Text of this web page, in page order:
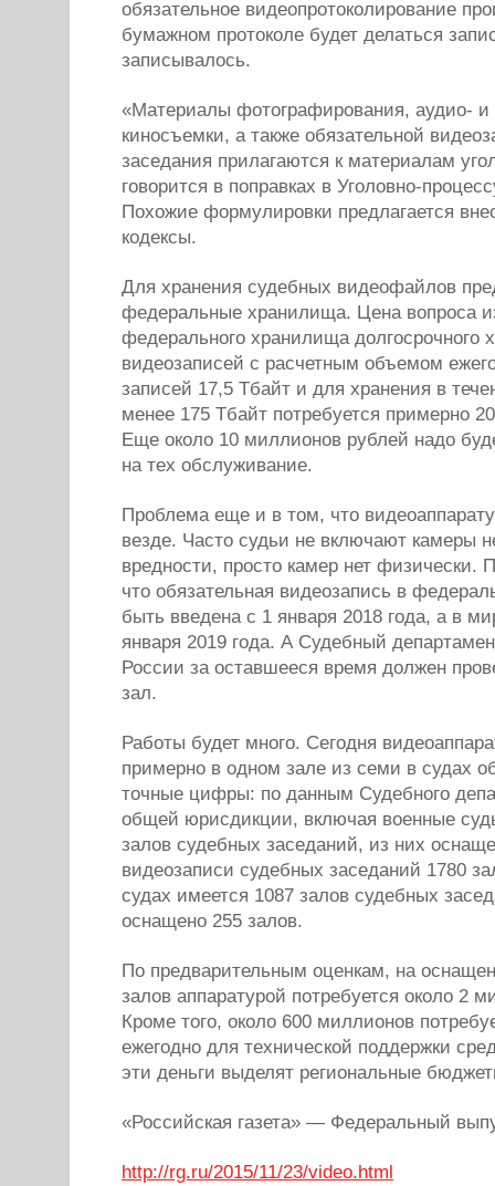
обязательное видеопротоколирование
бумажном протоколе будет делаться
записывалось.
«Материалы фотографирования, аудио-
киносъемки, а также обязательной
заседания прилагаются к материалам
говорится в поправках в Уголовно-
Похожие формулировки предлагается
кодексы.
Для хранения судебных видеофайлов
федеральные хранилища. Цена вопроса
федерального хранилища долгосрочного
видеозаписей с расчетным объемом
записей 17,5 Тбайт и для хранения в
менее 175 Тбайт потребуется примерно
Еще около 10 миллионов рублей надо
на тех обслуживание.
Проблема еще и в том, что
везде. Часто судьи не включают камеры
вредности, просто камер нет физически.
что обязательная видеозапись в
быть введена с 1 января 2018 года, а в
января 2019 года. А Судебный
России за оставшееся время должен
зал.
Работы будет много. Сегодня
примерно в одном зале из семи в судах
точные цифры: по данным Судебного
общей юрисдикции, включая военные
залов судебных заседаний, из них
видеозаписи судебных заседаний 1780
судах имеется 1087 залов судебных
оснащено 255 залов.
По предварительным оценкам, на
залов аппаратурой потребуется около 2
Кроме того, около 600 миллионов
ежегодно для технической поддержки
эти деньги выделят региональные
«Российская газета» — Федеральный
http://rg.ru/2015/11/23/video.html